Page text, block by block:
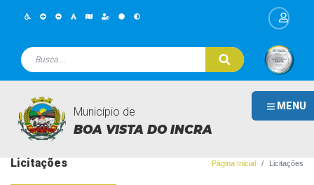
MENU
Município de
BOA VISTA DO INCRA
Licitações Página Inicial Licitações